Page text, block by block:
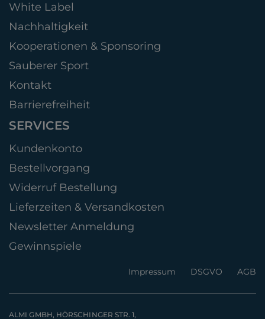
White Label
Nachhaltigkeit
Kooperationen & Sponsoring
Sauberer Sport
Kontakt
Barrierefreiheit
SERVICES
Kundenkonto
Bestellvorgang
Widerruf Bestellung
Lieferzeiten & Versandkosten
Newsletter Anmeldung
Gewinnspiele
Impressum DSGVO AGB
ALMI GMBH, HÖRSCHINGER STR. 1,